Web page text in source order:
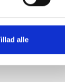
alle